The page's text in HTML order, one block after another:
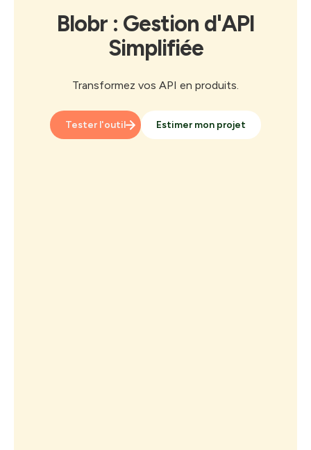
Blobr : Gestion d'API
Simplifiée
Transformez vos API en produits.
Tester l'outil Estimer mon projet